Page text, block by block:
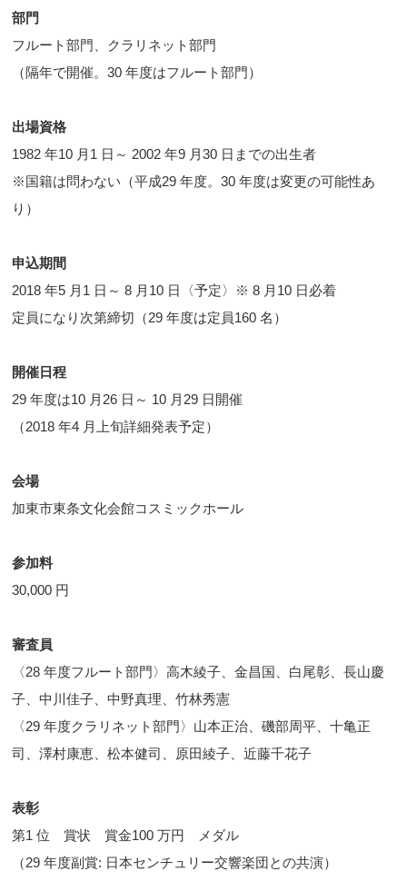
部門
フルート部門、クラリネット部門
（隔年で開催。30 年度はフルート部門）
出場資格
1982 年10 月1 日～ 2002 年9 月30 日までの出生者
※国籍は問わない（平成29 年度。30 年度は変更の可能性あ
り）
申込期間
2018 年5 月1 日～ 8 月10 日〈予定〉※ 8 月10 日必着
定員になり次第締切（29 年度は定員160 名）
開催日程
29 年度は10 月26 日～ 10 月29 日開催
（2018 年4 月上旬詳細発表予定）
会場
加東市東条文化会館コスミックホール
参加料
30,000 円
審査員
〈28 年度フルート部門〉高木綾子、金昌国、白尾彰、長山慶
子、中川佳子、中野真理、竹林秀憲
〈29 年度クラリネット部門〉山本正治、磯部周平、十亀正
司、澤村康恵、松本健司、原田綾子、近藤千花子
表彰
第1 位 賞状 賞金100 万円 メダル
（29 年度副賞: 日本センチュリー交響楽団との共演）